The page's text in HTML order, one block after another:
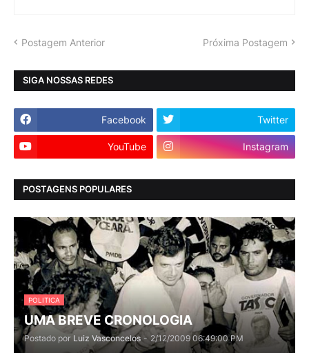
Postagem Anterior Próxima Postagem
SIGA NOSSAS REDES
Facebook Twitter
YouTube Instagram
POSTAGENS POPULARES
POLITICA
UMA BREVE CRONOLOGIA
Postado por Luiz Vasconcelos - 2/12/2009 06:49:00 PM